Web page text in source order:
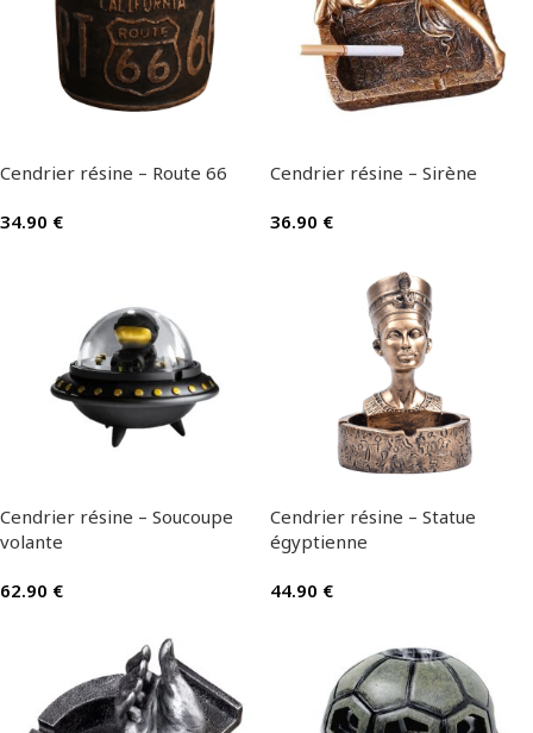
Cendrier résine – Route 66
34.90 €
Cendrier résine – Sirène
36.90 €
Cendrier résine – Soucoupe
volante
62.90 €
Cendrier résine – Statue
égyptienne
44.90 €